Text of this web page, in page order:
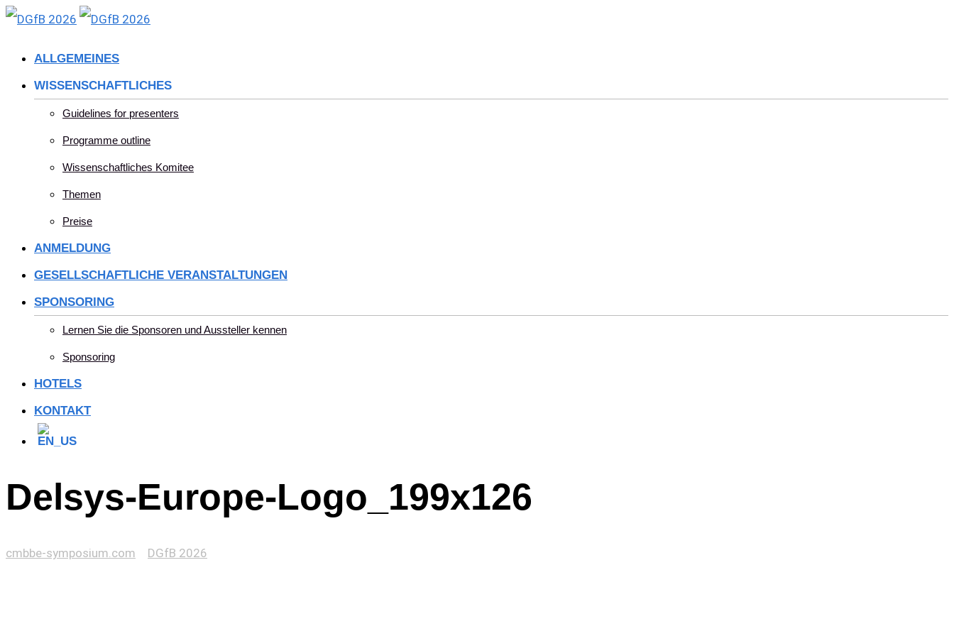
Skip
ALLGEMEINES
WISSENSCHAFTLICHES
Guidelines for presenters
Programme outline
Wissenschaftliches Komitee
Themen
Preise
ANMELDUNG
GESELLSCHAFTLICHE VERANSTALTUNGEN
SPONSORING
Lernen Sie die Sponsoren und Aussteller kennen
Sponsoring
HOTELS
KONTAKT
Delsys-Europe-Logo_199x126
cmbbe-symposium.com DGfB 2026